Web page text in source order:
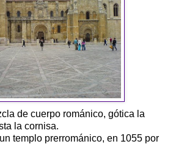
de cuerpo románico, gótica la
la cornisa.
templo prerrománico, en 1055 por